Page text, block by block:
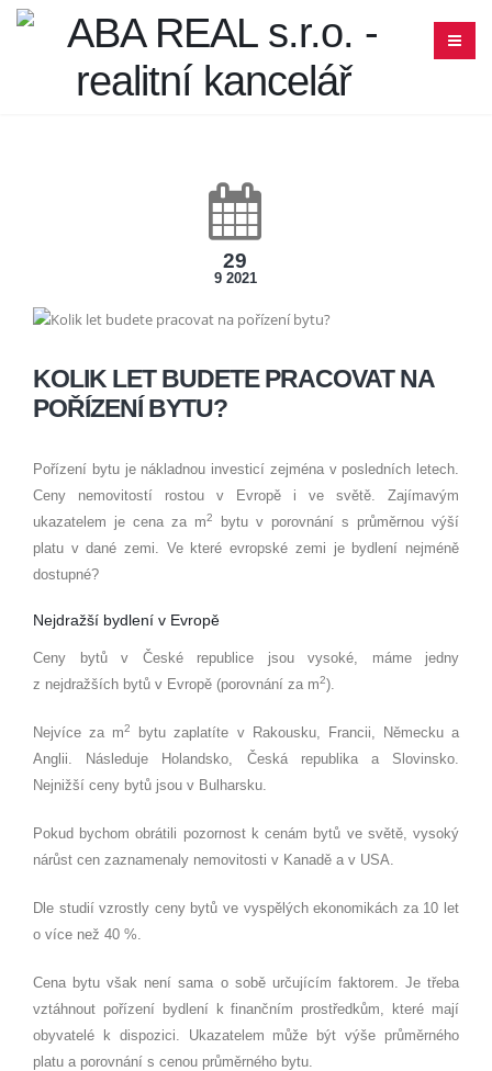
29
9 2021
KOLIK LET BUDETE PRACOVAT NA
POŘÍZENÍ BYTU?
Pořízení bytu je nákladnou investicí zejména v posledních letech.
Ceny nemovitostí rostou v Evropě i ve světě. Zajímavým
ukazatelem je cena za m2
bytu v porovnání s průměrnou výší
platu v dané zemi. Ve které evropské zemi je bydlení nejméně
dostupné?
Nejdražší bydlení v Evropě
Ceny bytů v České republice jsou vysoké, máme jedny
z nejdražších bytů v Evropě (porovnání za m2).
Nejvíce za m2
bytu zaplatíte v Rakousku, Francii, Německu a
Anglii. Následuje Holandsko, Česká republika a Slovinsko.
Nejnižší ceny bytů jsou v Bulharsku.
Pokud bychom obrátili pozornost k cenám bytů ve světě, vysoký
nárůst cen zaznamenaly nemovitosti v Kanadě a v USA.
Dle studií vzrostly ceny bytů ve vyspělých ekonomikách za 10 let
o více než 40 %.
Cena bytu však není sama o sobě určujícím faktorem. Je třeba
vztáhnout pořízení bydlení k finančním prostředkům, které mají
obyvatelé k dispozici. Ukazatelem může být výše průměrného
platu a porovnání s cenou průměrného bytu.